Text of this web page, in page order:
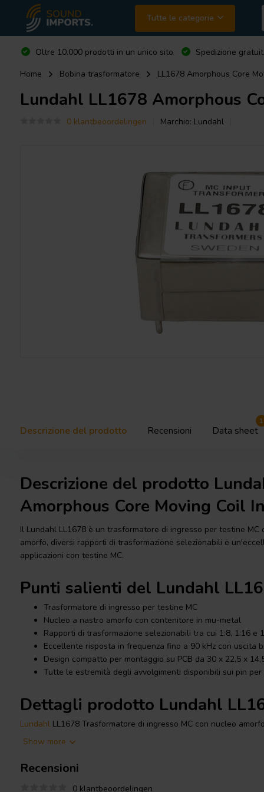
Tutte le categorie
Oltre 10.000 prodotti in un unico sito
Spedizione
Home
Bobina trasformatore LL1678 Amorphous Core
Lundahl LL1678 Amorphous
0 klantbeoordelingen Marchio: Lundahl
Descrizione del prodotto Recensioni Data sheet
1
Descrizione del prodotto
Amorphous Core Moving Coil
Il Lundahl LL1678 è un trasformatore di ingresso per testine
amorfo, diversi rapporti di trasformazione selezionabili e
applicazioni con testine MC.
Punti salienti del Lundahl
Trasformatore di ingresso per testine MC
Nucleo a nastro amorfo con contenitore in mu-metal
Rapporti di trasformazione selezionabili tra cui 1:8, 1:16 e
Eccellente risposta in frequenza fino a 90 kHz con uscita
Design compatto per montaggio su PCB da 30 x 22,5 x
Tutte le estremità degli avvolgimenti disponibili sui pin
Dettagli prodotto Lundahl
LundahlLL1678 Trasformatore di ingresso MC con nucleo amorfo
preamplificatori MC in
avvolgimenti utilizza due bobine, ciascuna con un avvolgimento
avvolgimenti primari, contribuendo a una risposta in frequenza
Show more
Recensioni
0 klantbeoordelingen